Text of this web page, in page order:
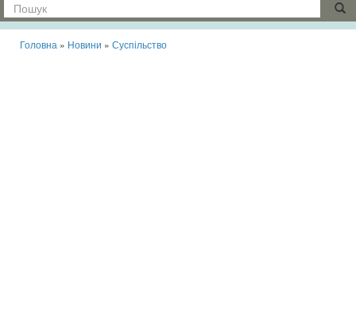
Головна » Новини » Суспільство